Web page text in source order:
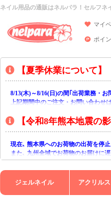
ネイル用品の通販はネルパラ！セルフネ
マイ
ポイ
【夏季休業について】
8/13(木)～8/16(日)の間｢出荷業務・
上記期間中のご注文・お問い合わせ
【令和8年熊本地震の
現在､ 熊本県へのお荷物の出荷を停
また､ 九州全域でお荷物のお届けに
ご不便をおかけいたしますが､ 何卒
ジェルネイル アクリル